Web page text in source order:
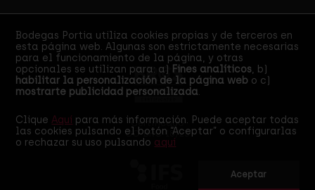
Certificado
CC-BRC-18/23
Bodegas Portia utiliza cookies propias y de terceros en
esta página web. Algunas son estrictamente necesarias
para el funcionamiento de la página, y otras
opcionales se utilizan para: a) Fines analíticos, b)
habilitar la personalización de la página web o c)
mostrarte publicidad personalizada.
CliqueAquí para más información. Puede aceptar todas
las cookies pulsando el botón “Aceptar” o configurarlas
o rechazar su uso pulsando aquí
Aceptar